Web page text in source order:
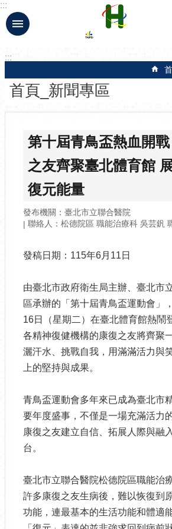
跳到主要內容區塊
:::
:::
首頁_新聞專區
第十屆青鳥盃熱血開
之友齊聚臺北體育館
復元能量
發布機關：臺北市立聯合醫院
聯絡人：松德院區 職能治療科 吳芸釩
發稿日期：115年6月11日
由臺北市政府衛生局主辦、臺北市
區承辦的「第十屆青鳥盃運動會」
16日（星期二）在臺北體育館熱鬧
各精神復健機構的康復之友將齊聚
灑汗水、挑戰自我，用滿滿活力與
上的堅持與成果。
青鳥盃運動會多年來已成為臺北市
要年度盛事，不僅是一場充滿活力
康復之友建立自信、拓展人際與融
台。
臺北市立聯合醫院松德院區職能治
許多康復之友生病後，難以恢復到
功能，連最基本的生活功能和體適